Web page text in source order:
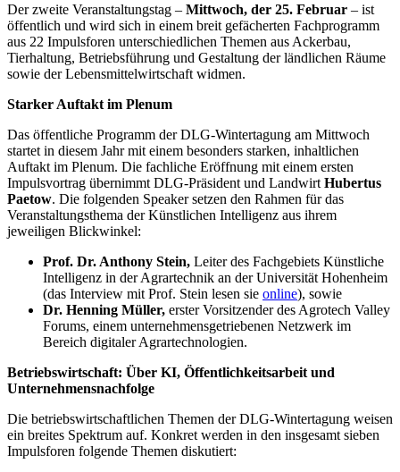
Der zweite Veranstaltungstag – Mittwoch, der 25. Februar – ist
öffentlich und wird sich in einem breit gefächerten Fachprogramm
aus 22 Impulsforen unterschiedlichen Themen aus Ackerbau,
Tierhaltung, Betriebsführung und Gestaltung der ländlichen Räume
sowie der Lebensmittelwirtschaft widmen.
Starker Auftakt im Plenum
Das öffentliche Programm der DLG-Wintertagung am Mittwoch
startet in diesem Jahr mit einem besonders starken, inhaltlichen
Auftakt im Plenum. Die fachliche Eröffnung mit einem ersten
Impulsvortrag übernimmt DLG-Präsident und Landwirt Hubertus
Paetow. Die folgenden Speaker setzen den Rahmen für das
Veranstaltungsthema der Künstlichen Intelligenz aus ihrem
jeweiligen Blickwinkel:
Prof. Dr. Anthony Stein, Leiter des Fachgebiets Künstliche
Intelligenz in der Agrartechnik an der Universität Hohenheim
(das Interview mit Prof. Stein lesen sie online), sowie
Dr. Henning Müller, erster Vorsitzender des Agrotech Valley
Forums, einem unternehmensgetriebenen Netzwerk im
Bereich digitaler Agrartechnologien.
Betriebswirtschaft: Über KI, Öffentlichkeitsarbeit und
Unternehmensnachfolge
Die betriebswirtschaftlichen Themen der DLG-Wintertagung weisen
ein breites Spektrum auf. Konkret werden in den insgesamt sieben
Impulsforen folgende Themen diskutiert: